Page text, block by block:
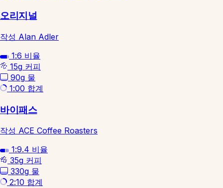
오리지널
작성 Alan Adler
1:6 비율
15g 커피
90g 물
1:00 합계
바이패스
작성 ACE Coffee Roasters
1:9.4 비율
35g 커피
330g 물
2:10 합계